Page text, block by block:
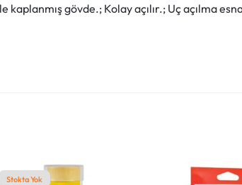
gövde.; Kolay açılır.; Uç açılma
Stokta Yok